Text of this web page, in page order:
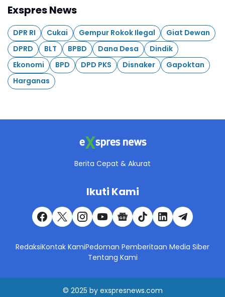
Exspres News
DPR RI Cukai Gempur Rokok Ilegal
Giat Dewan
DPRD
BLT BPBD Dana Desa
Dindik
Ekonomi
BPD DPD PKS Disnaker
Gapoktan
Harganas
Berita Cepat & Akurat
Ikuti Kami
RedaksiKontak KamiPedoman Pemberitaan Media Siber
Tentang Kami
© 2025 by exspresnews.com